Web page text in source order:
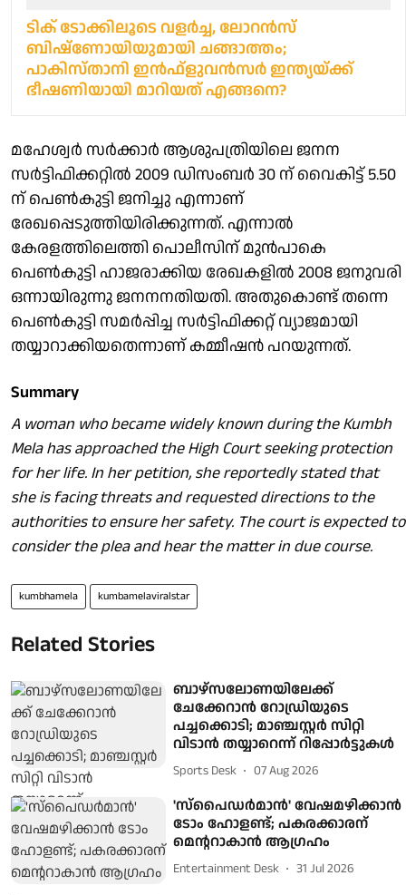
ടിക് ടോക്കിലൂടെ വളര്‍ച്ച, ലോറന്‍സ്
ബിഷ്‌ണോയിയുമായി ചങ്ങാത്തം;
പാകിസ്താനി ഇന്‍ഫ്‌ളുവന്‍സര്‍ ഇന്ത്യയ്ക്ക്
ഭീഷണിയായി മാറിയത് എങ്ങനെ?
മഹേശ്വര്‍ സര്‍ക്കാര്‍ ആശുപത്രിയിലെ ജനന
സര്‍ട്ടിഫിക്കറ്റില്‍ 2009 ഡിസംബര്‍ 30 ന് വൈകിട്ട് 5.50
ന് പെണ്‍കുട്ടി ജനിച്ചു എന്നാണ്
രേഖപ്പെടുത്തിയിരിക്കുന്നത്. എന്നാൽ
കേരളത്തിലെത്തി പൊലീസിന് മുൻപാകെ
പെൺകുട്ടി ഹാജരാക്കിയ രേഖകളിൽ 2008 ജനുവരി
ഒന്നായിരുന്നു ജനനനതിയതി. അതുകൊണ്ട് തന്നെ
പെൺകുട്ടി സമർപ്പിച്ച സർട്ടിഫിക്കറ്റ് വ്യാജമായി
തയ്യാറാക്കിയതെന്നാണ് കമ്മീഷൻ പറയുന്നത്.
Summary
A woman who became widely known during the Kumbh
Mela has approached the High Court seeking protection
for her life. In her petition, she reportedly stated that
she is facing threats and requested directions to the
authorities to ensure her safety. The court is expected to
consider the plea and hear the matter in due course.
kumbhamela kumbamelaviralstar
Related Stories
ബാഴ്സലോണയിലേക്ക്
ചേക്കേറാൻ റോഡ്രിയുടെ
പച്ചക്കൊടി; മാഞ്ചസ്റ്റർ സിറ്റി
വിടാൻ തയ്യാറെന്ന് റിപ്പോർട്ടുകള്‍
Sports Desk 07 Aug 2026
'സ്പൈഡർമാൻ' വേഷമഴിക്കാൻ
ടോം ഹോളണ്ട്; പകരക്കാരന്
മെന്ററാകാൻ ആഗ്രഹം
Entertainment Desk 31 Jul 2026